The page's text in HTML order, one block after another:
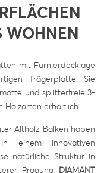
WOHNEN
mit Furnierdecklage
Trägerplatte. Sie
und splitterfreie 3-
erhältlich.
Altholz-Balken haben
einem innovativen
natürliche Struktur in
Prägung DIAMANT